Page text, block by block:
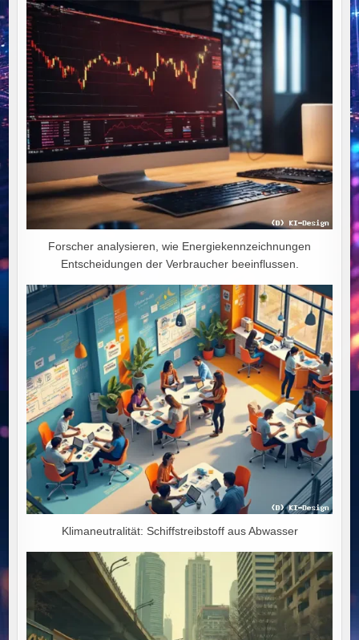
IN
DEN
WIRTSCHAFTLICHEN
NIEDERGANG
Forscher analysieren, wie Energiekennzeichnungen
Entscheidungen der Verbraucher beeinflussen.
Klimaneutralität: Schiffstreibstoff aus Abwasser